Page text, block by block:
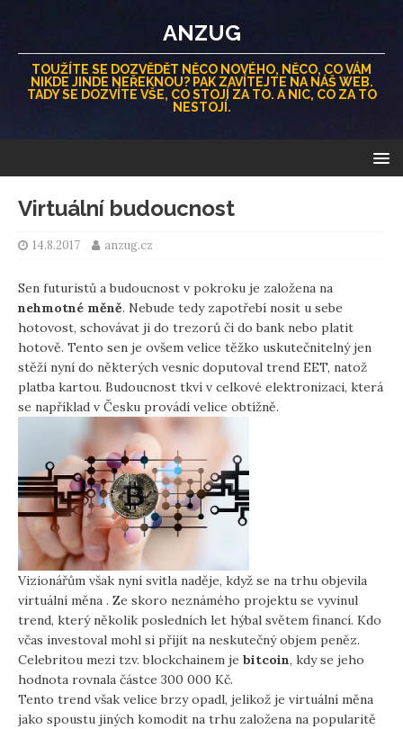
ANZUG
TOUŽÍTE SE DOZVĚDĚT NĚCO NOVÉHO, NĚCO, CO VÁM
NIKDE JINDE NEŘEKNOU? PAK ZAVÍTEJTE NA NÁŠ WEB.
TADY SE DOZVÍTE VŠE, CO STOJÍ ZA TO. A NIC, CO ZA TO
NESTOJÍ.
Virtuální budoucnost
14.8.2017 anzug.cz
Sen futuristů a budoucnost v pokroku je založena na
nehmotné měně. Nebude tedy zapotřebí nosit u sebe
hotovost, schovávat ji do trezorů či do bank nebo platit
hotově. Tento sen je ovšem velice těžko uskutečnitelný jen
stěží nyní do některých vesnic doputoval trend EET, natož
platba kartou. Budoucnost tkví v celkové elektronizaci, která
se například v Česku provádí velice obtížně.
Vizionářům však nyní svitla naděje, když se na trhu objevila
virtuální měna . Ze skoro neznámého projektu se vyvinul
trend, který několik posledních let hýbal světem financí. Kdo
včas investoval mohl si přijít na neskutečný objem peněz.
Celebritou mezi tzv. blockchainem je bitcoin, kdy se jeho
hodnota rovnala částce 300 000 Kč.
Tento trend však velice brzy opadl, jelikož je virtuální měna
jako spoustu jiných komodit na trhu založena na popularitě